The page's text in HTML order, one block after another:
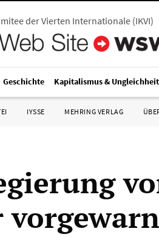
der Vierten Internationale(IKVI)
Geschichte Kapitalismus & Ungleichheit
IYSSE MEHRING VERLAG